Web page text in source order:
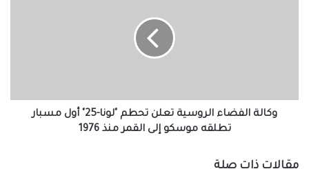
موسكو
وكالة الفضاء الروسية تعلن تحطم "لونا-25" أول مسبار
تطلقه موسكو إلى القمر منذ 1976
مقالات ذات صلة